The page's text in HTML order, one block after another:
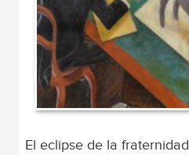
El eclipse de la fraternidad